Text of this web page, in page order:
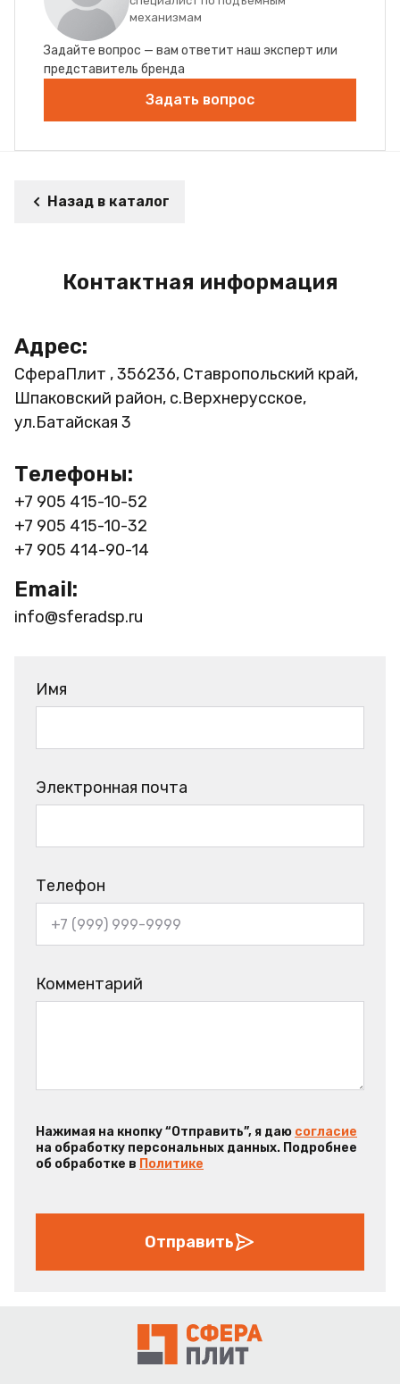
механизмам
Задайте вопрос — вам ответит наш эксперт или
представитель бренда
Задать вопрос
Назад в каталог
Контактная информация
Адрес:
СфераПлит , 356236, Ставропольский край,
Шпаковский район, с.Верхнерусское,
ул.Батайская 3
Телефоны:
+7 905 415-10-52
+7 905 415-10-32
+7 905 414-90-14
Email:
info@sferadsp.ru
Имя
Электронная почта
Телефон
Комментарий
Нажимая на кнопку “Отправить”, я даю согласие
на обработку персональных данных. Подробнее
об обработке в Политике
Отправить